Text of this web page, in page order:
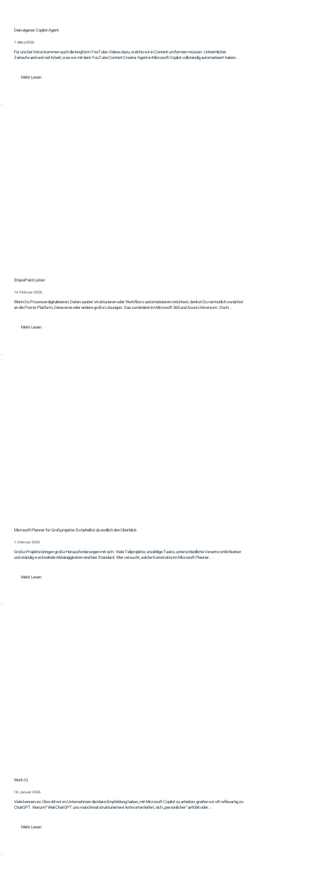
Dein eigener Copilot Agent
1. März 2026
Für uns bei Veroo kommen auch die longform YouTube-Videos dazu, welche wir in Content umformen müssen. Unheimlicher
Zeitaufwand und viel Arbeit, was wir mit dem YouTube Content Creator Agent in Microsoft Copilot vollständig automatisiert haben...
Mehr Lesen
SharePoint Listen
14. Februar 2026
Wenn Du Prozesse digitalisieren, Daten sauber strukturieren oder Workflows automatisieren möchtest, denkst Du vermutlich zunächst
an die Power Platform, Dataverse oder andere große Lösungen. Das zumindest im Microsoft 365 und Azure Universum. Doch...
Mehr Lesen
Microsoft Planner für Großprojekte: So behältst du endlich den Überblick
1. Februar 2026
Große Projekte bringen große Herausforderungen mit sich. Viele Teilprojekte, unzählige Tasks, unterschiedliche Verantwortlichkeiten
und ständig wechselnde Abhängigkeiten sind hier Standard. Wer versucht, solche Konstrukte im Microsoft Planner...
Mehr Lesen
Work IQ
18. Januar 2026
Viele kennen es: Obwohl wir im Unternehmen die klare Empfehlung haben, mit Microsoft Copilot zu arbeiten, greifen wir oft reflexartig zu
ChatGPT. Warum? Weil ChatGPT uns manchmal strukturiertere Antworten liefert, sich „persönlicher“ anfühlt oder...
Mehr Lesen